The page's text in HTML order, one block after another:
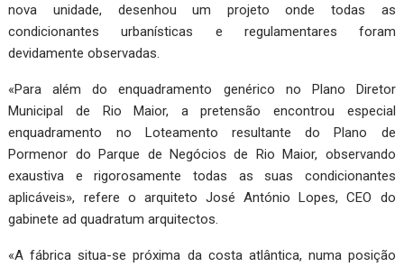
nova unidade, desenhou um projeto onde todas as
condicionantes urbanísticas e regulamentares foram
devidamente observadas.
«Para além do enquadramento genérico no Plano Diretor
Municipal de Rio Maior, a pretensão encontrou especial
enquadramento no Loteamento resultante do Plano de
Pormenor do Parque de Negócios de Rio Maior, observando
exaustiva e rigorosamente todas as suas condicionantes
aplicáveis», refere o arquiteto José António Lopes, CEO do
gabinete ad quadratum arquitectos.
«A fábrica situa-se próxima da costa atlântica, numa posição